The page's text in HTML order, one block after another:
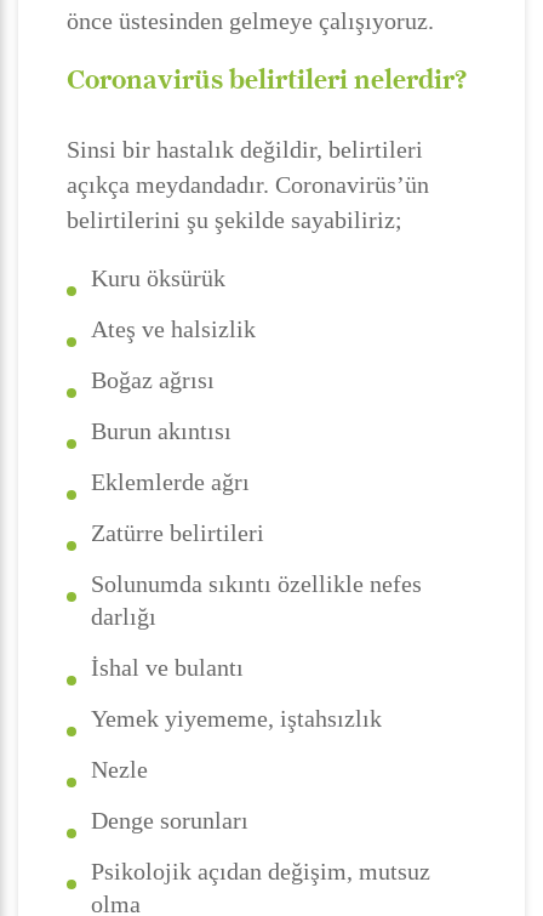
önce üstesinden gelmeye çalışıyoruz.
Coronavirüs belirtileri nelerdir?
Sinsi bir hastalık değildir, belirtileri
açıkça meydandadır. Coronavirüs’ün
belirtilerini şu şekilde sayabiliriz;
Kuru öksürük
Ateş ve halsizlik
Boğaz ağrısı
Burun akıntısı
Eklemlerde ağrı
Zatürre belirtileri
Solunumda sıkıntı özellikle nefes
darlığı
İshal ve bulantı
Yemek yiyememe, iştahsızlık
Nezle
Denge sorunları
Psikolojik açıdan değişim, mutsuz
olma